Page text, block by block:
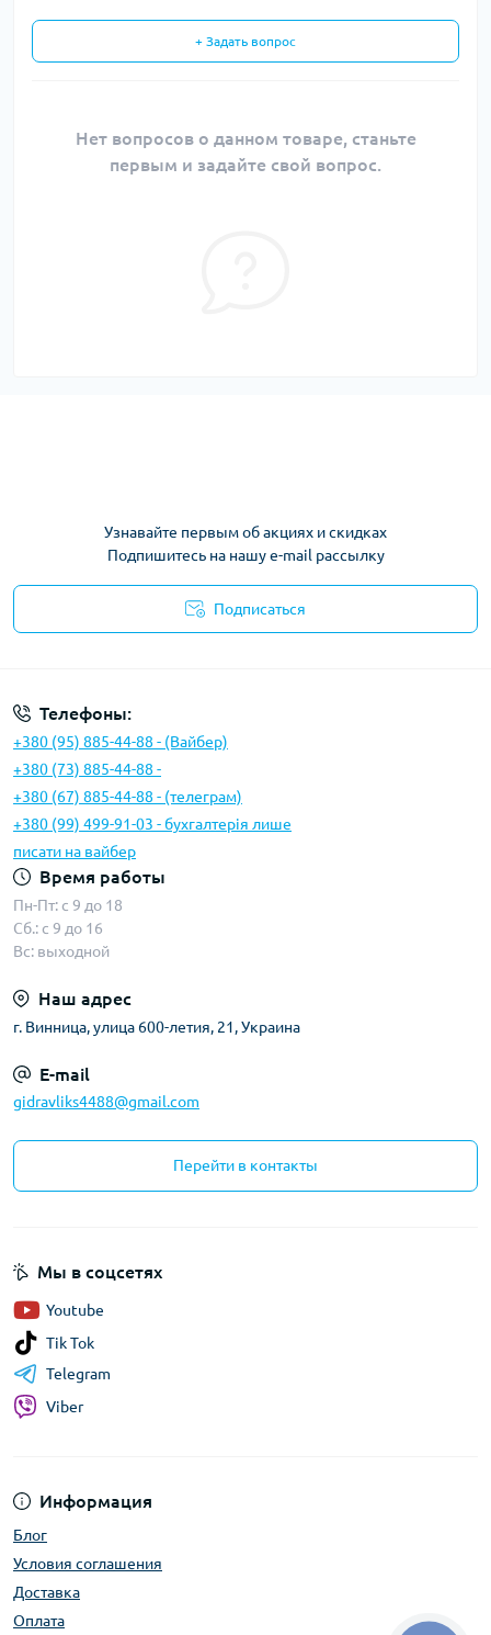
+ Задать вопрос
Нет вопросов о данном товаре, станьте
первым и задайте свой вопрос.
Узнавайте первым об акциях и скидках
Подпишитесь на нашу e-mail рассылку
Подписаться
Телефоны:
+380 (95) 885-44-88 - (Вайбер)
+380 (73) 885-44-88 -
+380 (67) 885-44-88 - (телеграм)
+380 (99) 499-91-03 - бухгалтерія лише
писати на вайбер
Время работы
Пн-Пт: с 9 до 18
Сб.: с 9 до 16
Вс: выходной
Наш адрес
г. Винница, улица 600-летия, 21, Украина
E-mail
gidravliks4488@gmail.com
Перейти в контакты
Информация
Блог
Условия соглашения
Доставка
Оплата
Мы в соцсетях
Youtube
Tik Tok
Telegram
Viber